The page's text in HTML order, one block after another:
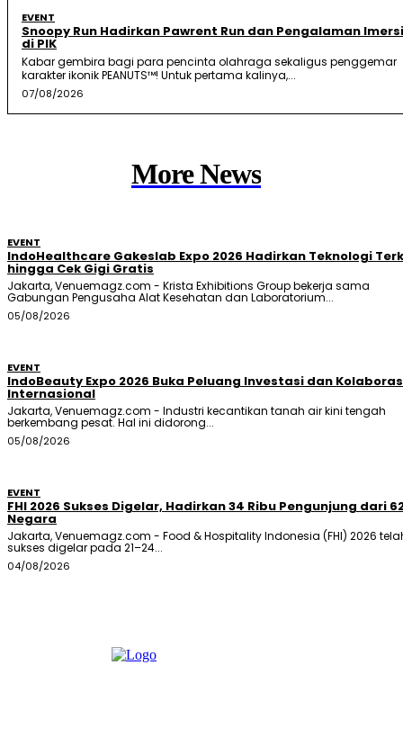
EVENT
Snoopy Run Hadirkan Pawrent Run dan Pengalaman
di PIK
Kabar gembira bagi para pencinta olahraga sekaligus penggemar
karakter ikonik PEANUTS™! Untuk pertama kalinya,...
07/08/2026
More News
EVENT
IndoHealthcare Gakeslab Expo 2026 Hadirkan Teknologi
hingga Cek Gigi Gratis
Jakarta, Venuemagz.com - Krista Exhibitions Group bekerja sama
Gabungan Pengusaha Alat Kesehatan dan Laboratorium...
05/08/2026
EVENT
IndoBeauty Expo 2026 Buka Peluang Investasi dan
Internasional
Jakarta, Venuemagz.com - Industri kecantikan tanah air kini tengah
berkembang pesat. Hal ini didorong...
05/08/2026
EVENT
FHI 2026 Sukses Digelar, Hadirkan 34 Ribu Pengunjung dari
Negara
Jakarta, Venuemagz.com - Food & Hospitality Indonesia (FHI) 2026
sukses digelar pada 21–24...
04/08/2026